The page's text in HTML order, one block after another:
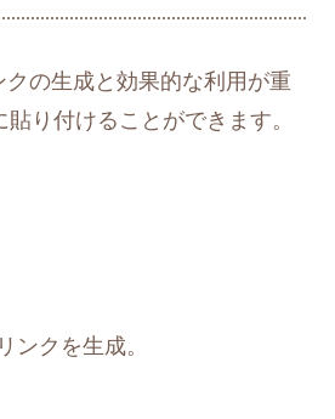
の生成と効果的な利用が重
り付けることができます​​。
ンクを生成​​。